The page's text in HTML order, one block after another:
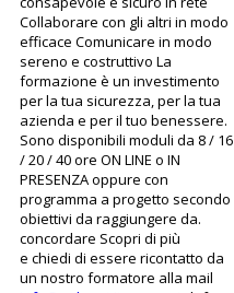
Collaborare con gli altri in modo
efficace Comunicare in modo
sereno e costruttivo La
formazione è un investimento
per la tua sicurezza, per la tua
azienda e per il tuo benessere.
Sono disponibili moduli da 8 / 16
/ 20 / 40 ore ON LINE o IN
PRESENZA oppure con
programma a progetto secondo
obiettivi da raggiungere da.
concordare Scopri di più
e chiedi di essere ricontatto da
un nostro formatore alla mail